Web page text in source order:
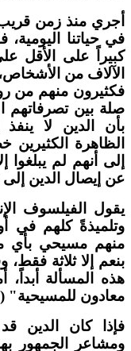
منذ زمن قريب
حياتنا اليومية،
على الأقل
من الأشخاص،
منهم من
بين تصرفاتهم
الدين لا ينفذ
الكثيرين
أنهم لم يبلغوا
إيصال الدين إلى
الفيلسوف
كلهم في
مسيحي بأي
إلا ثلاثة فقط،
المسألة أبداً،
للمسيحية" (10).
كان الدين
الجمهور